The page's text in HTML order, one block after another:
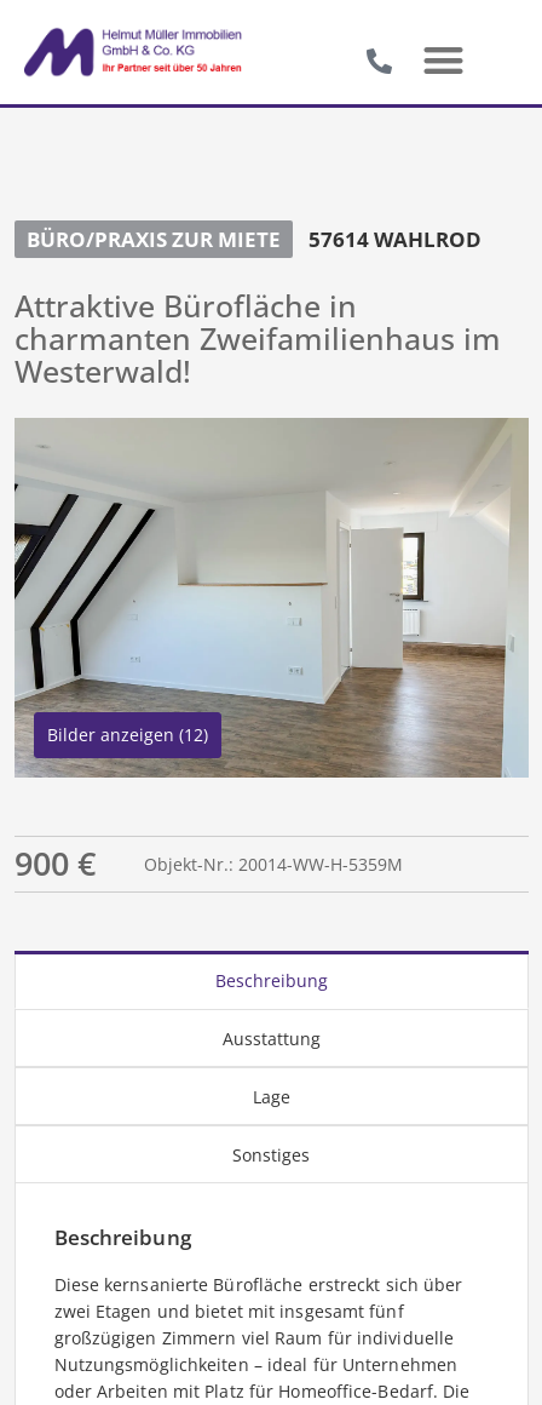
BÜRO/PRAXIS ZUR MIETE 57614 WAHLROD
Attraktive Bürofläche in
charmanten Zweifamilienhaus im
Westerwald!
Bilder anzeigen (12)
900 € Objekt-Nr.: 20014-WW-H-5359M
Beschreibung
Ausstattung
Lage
Sonstiges
Beschreibung
Diese kernsanierte Bürofläche erstreckt sich über
zwei Etagen und bietet mit insgesamt fünf
großzügigen Zimmern viel Raum für individuelle
Nutzungsmöglichkeiten – ideal für Unternehmen
oder Arbeiten mit Platz für Homeoffice-Bedarf. Die